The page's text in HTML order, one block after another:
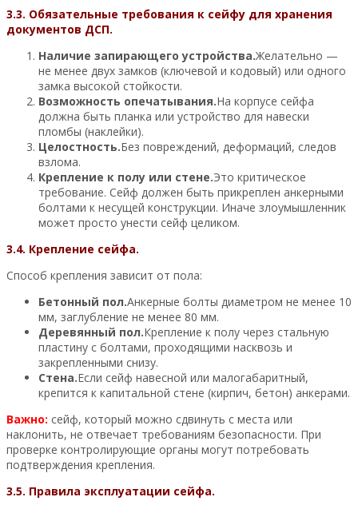
3.3. Обязательные требования к сейфу для хранения
документов ДСП.
Наличие запирающего устройства.Желательно —
не менее двух замков (ключевой и кодовый) или одного
замка высокой стойкости.
Возможность опечатывания.На корпусе сейфа
должна быть планка или устройство для навески
пломбы (наклейки).
Целостность.Без повреждений, деформаций, следов
взлома.
Крепление к полу или стене.Это критическое
требование. Сейф должен быть прикреплен анкерными
болтами к несущей конструкции. Иначе злоумышленник
может просто унести сейф целиком.
3.4. Крепление сейфа.
Способ крепления зависит от пола:
Бетонный пол.Анкерные болты диаметром не менее 10
мм, заглубление не менее 80 мм.
Деревянный пол.Крепление к полу через стальную
пластину с болтами, проходящими насквозь и
закрепленными снизу.
Стена.Если сейф навесной или малогабаритный,
крепится к капитальной стене (кирпич, бетон) анкерами.
Важно: сейф, который можно сдвинуть с места или
наклонить, не отвечает требованиям безопасности. При
проверке контролирующие органы могут потребовать
подтверждения крепления.
3.5. Правила эксплуатации сейфа.